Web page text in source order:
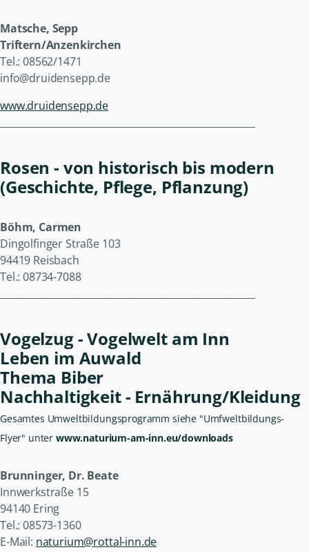
Matsche, Sepp
Triftern/Anzenkirchen
Tel.: 08562/1471
info@druidensepp.de
www.druidensepp.de
Rosen - von historisch bis modern
(Geschichte, Pflege, Pflanzung)
Böhm, Carmen
Dingolfinger Straße 103
94419 Reisbach
Tel.: 08734-7088
Vogelzug - Vogelwelt am Inn
Leben im Auwald
Thema Biber
Nachhaltigkeit - Ernährung/Kleidung
Gesamtes Umweltbildungsprogramm siehe "Umfweltbildungs-
Flyer" unter www.naturium-am-inn.eu/downloads
Brunninger, Dr. Beate
Innwerkstraße 15
94140 Ering
Tel.: 08573-1360
E-Mail: naturium@rottal-inn.de